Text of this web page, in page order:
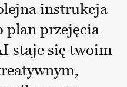
instrukcja
plan przejęcia
staje się twoim